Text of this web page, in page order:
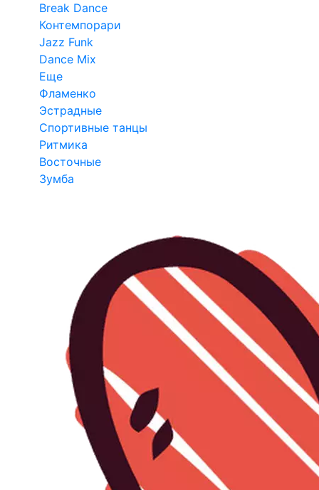
Break Dance
Контемпорари
Jazz Funk
Dance Mix
Еще
Фламенко
Эстрадные
Спортивные танцы
Ритмика
Восточные
Зумба